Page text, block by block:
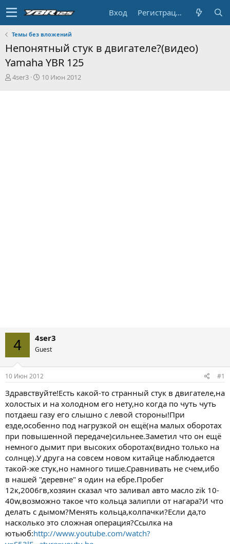
Вход Регистрация
Темы без вложений
Непонятный стук в двигателе?(видео)
Yamaha YBR 125
А
4ser3
Д
10 Июн 2012
4 4ser3
Guest
10 Июн 2012 #1
Здравствуйте!Есть какой-то странный стук в двигателе,на
холостых и на холодном его нету,но когда по чуть чуть
потдаеш газу его слышно с левой стороны!При
езде,особенно под нагрузкой он ещё(на малых оборотах
при повышенной передаче)сильнее.Заметил что он ещё
немного дымит при высоких оборотах(видно только на
солнце).У друга на совсем новом китайце наблюдается
такой-же стук,но намного тише.Сравнивать не счем,ибо
в нашей "деревне" я один на ебре.Пробег
12к,2006гв,хозяин сказал что заливал авто масло zik 10-
40w,возможно такое что кольца залипли от нагара?И что
делать с дымом?Менять кольца,колпачки?Если да,то
насколько это сложная операция?Ссылка на
ютьюб:http://www.youtube.com/watch?